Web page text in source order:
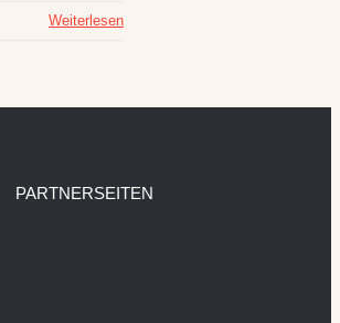
Weiterlesen
PARTNERSEITEN